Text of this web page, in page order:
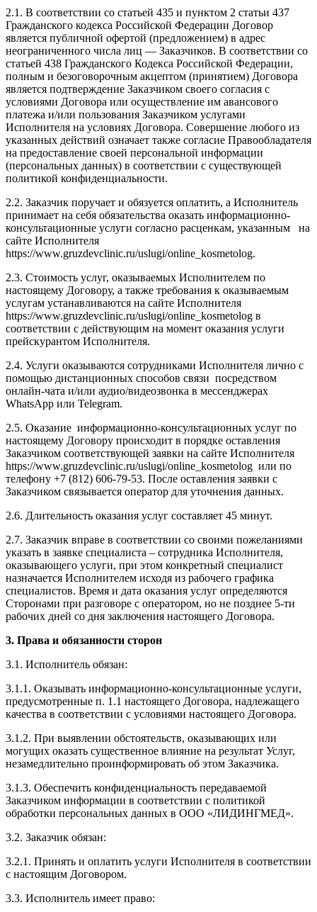
2.1. В соответствии со статьей 435 и пунктом 2 статьи 437
Гражданского кодекса Российской Федерации Договор
является публичной офертой (предложением) в адрес
неограниченного числа лиц — Заказчиков. В соответствии со
статьей 438 Гражданского Кодекса Российской Федерации,
полным и безоговорочным акцептом (принятием) Договора
является подтверждение Заказчиком своего согласия с
условиями Договора или осуществление им авансового
платежа и/или пользования Заказчиком услугами
Исполнителя на условиях Договора. Совершение любого из
указанных действий означает также согласие Правообладателя
на предоставление своей персональной информации
(персональных данных) в соответствии с существующей
политикой конфиденциальности.
2.2. Заказчик поручает и обязуется оплатить, а Исполнитель
принимает на себя обязательства оказать информационно-
консультационные услуги согласно расценкам, указанным на
сайте Исполнителя
https://www.gruzdevclinic.ru/uslugi/online_kosmetolog.
2.3. Стоимость услуг, оказываемых Исполнителем по
настоящему Договору, а также требования к оказываемым
услугам устанавливаются на сайте Исполнителя
https://www.gruzdevclinic.ru/uslugi/online_kosmetolog в
соответствии с действующим на момент оказания услуги
прейскурантом Исполнителя.
2.4. Услуги оказываются сотрудниками Исполнителя лично с
помощью дистанционных способов связи посредством
онлайн-чата и/или аудио/видеозвонка в мессенджерах
WhatsApp или Telegram.
2.5. Оказание информационно-консультационных услуг по
настоящему Договору происходит в порядке оставления
Заказчиком соответствующей заявки на сайте Исполнителя
https://www.gruzdevclinic.ru/uslugi/online_kosmetolog или по
телефону +7 (812) 606-79-53. После оставления заявки с
Заказчиком связывается оператор для уточнения данных.
2.6. Длительность оказания услуг составляет 45 минут.
2.7. Заказчик вправе в соответствии со своими пожеланиями
указать в заявке специалиста – сотрудника Исполнителя,
оказывающего услуги, при этом конкретный специалист
назначается Исполнителем исходя из рабочего графика
специалистов. Время и дата оказания услуг определяются
Сторонами при разговоре с оператором, но не позднее 5-ти
рабочих дней со дня заключения настоящего Договора.
3. Права и обязанности сторон
3.1. Исполнитель обязан:
3.1.1. Оказывать информационно-консультационные услуги,
предусмотренные п. 1.1 настоящего Договора, надлежащего
качества в соответствии с условиями настоящего Договора.
3.1.2. При выявлении обстоятельств, оказывающих или
могущих оказать существенное влияние на результат Услуг,
незамедлительно проинформировать об этом Заказчика.
3.1.3. Обеспечить конфиденциальность передаваемой
Заказчиком информации в соответствии с политикой
обработки персональных данных в ООО «ЛИДИНГМЕД».
3.2. Заказчик обязан:
3.2.1. Принять и оплатить услуги Исполнителя в соответствии
с настоящим Договором.
3.3. Исполнитель имеет право: